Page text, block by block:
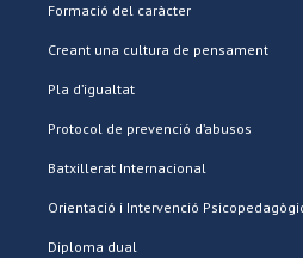
Formació del caràcter
Creant una cultura de pensament
Pla d’igualtat
Protocol de prevenció d’abusos
Batxillerat Internacional
Orientació i Intervenció
Diploma dual